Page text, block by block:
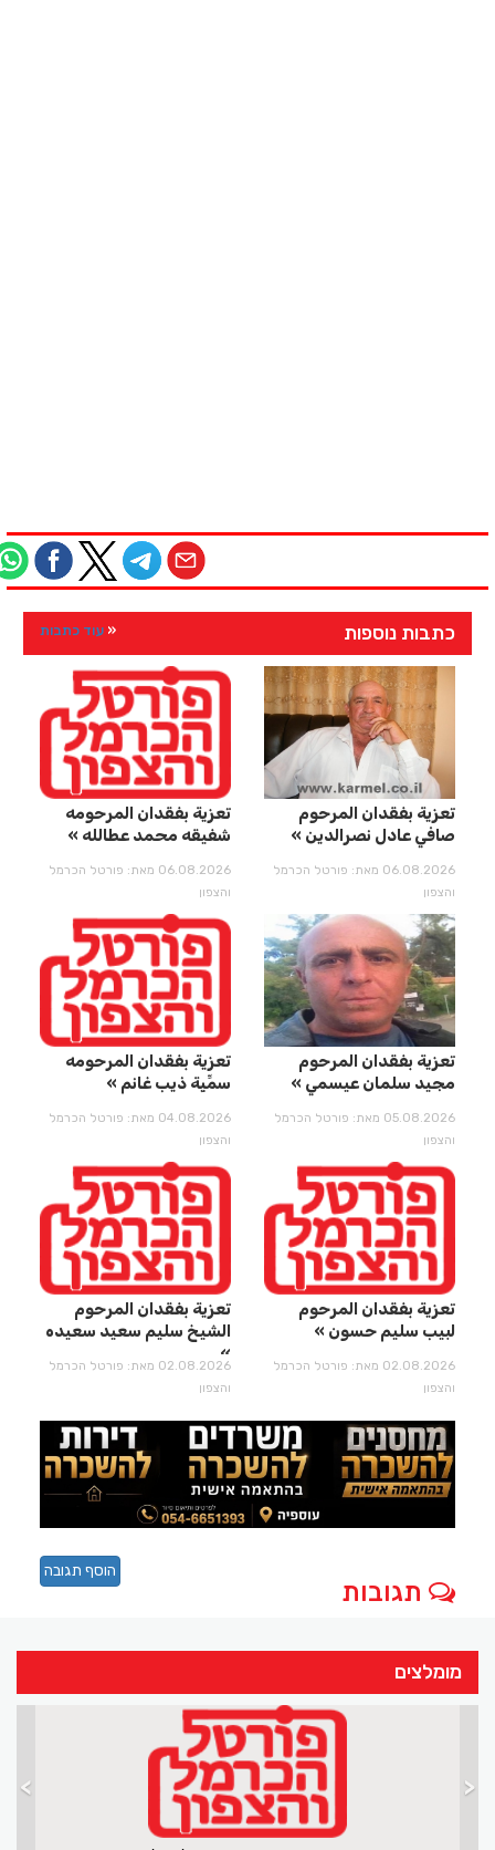
כתבות נוספות עוד כתבות
تعزية بفقدان المرحوم
صافي عادل نصرالدين
06.08.2026 מאת: פורטל הכרמל
והצפון
تعزية بفقدان المرحومه
شفيقه محمد عطالله
06.08.2026 מאת: פורטל הכרמל
והצפון
تعزية بفقدان المرحوم
مجيد سلمان عيسمي
05.08.2026 מאת: פורטל הכרמל
והצפון
تعزية بفقدان المرحومه
سمِّيِة ذيب غانم
04.08.2026 מאת: פורטל הכרמל
והצפון
تعزية بفقدان المرحوم
لبيب سليم حسون
02.08.2026 מאת: פורטל הכרמל
והצפון
تعزية بفقدان المرحوم
الشيخ سليم سعيد سعيده
02.08.2026 מאת: פורטל הכרמל
והצפון
תגובות
הוסף תגובה
מומלצים
> <